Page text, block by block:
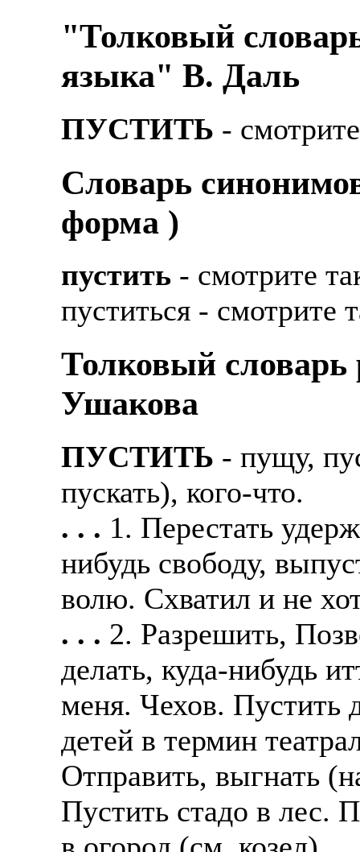
"Толковый
языка" В. Даль
ПУСТИТЬ -
Cловарь
форма )
пустить - смотрите
пуститься - смотрите
Толковый словарь
Ушакова
ПУСТИТЬ - пущу,
пускать), кого-что.
. . . 1. Перестать
нибудь свободу,
волю. Схватил и не
. . . 2. Разрешить,
делать, куда-нибудь
меня. Чехов. Пустить
детей в термин
Отправить, выгнать
Пустить стадо в лес.